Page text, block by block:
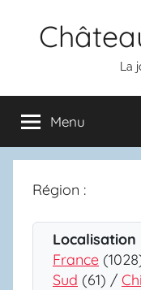
La
Menu
Région :
Localisation
France
Sud (61) /